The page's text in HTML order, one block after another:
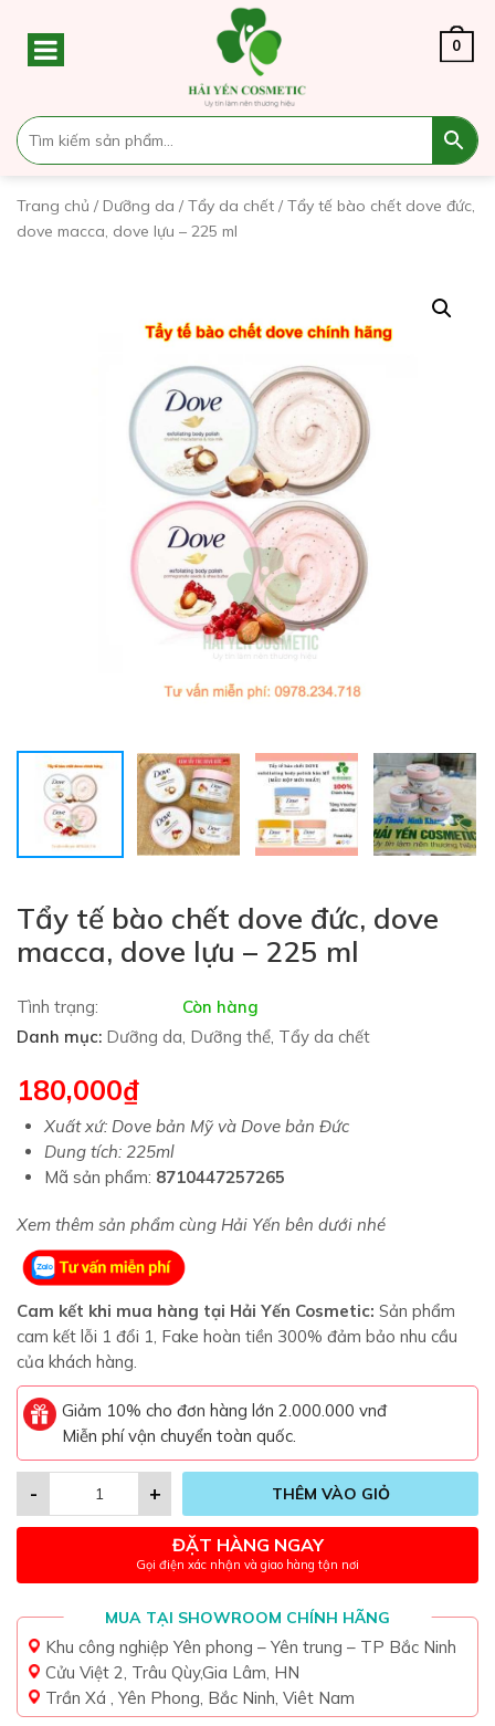
0
Trang chủ / Dưỡng da / Tẩy da chết / Tẩy tế bào chết dove đức,
dove macca, dove lựu – 225 ml
Tẩy tế bào chết dove đức, dove
macca, dove lựu – 225 ml
Tình trạng:
Còn hàng
Danh mục: Dưỡng da, Dưỡng thể, Tẩy da chết
180,000₫
Xuất xứ: Dove bản Mỹ và Dove bản Đức
Dung tích: 225ml
Mã sản phẩm: 8710447257265
Xem thêm sản phẩm cùng Hải Yến bên dưới nhé
Cam kết khi mua hàng tại Hải Yến Cosmetic: Sản phẩm
cam kết lỗi 1 đổi 1, Fake hoàn tiền 300% đảm bảo nhu cầu
của khách hàng.
Giảm 10% cho đơn hàng lớn 2.000.000 vnđ
Miễn phí vận chuyển toàn quốc.
+
- THÊM VÀO GIỎ
ĐẶT HÀNG NGAY
Gọi điện xác nhận và giao hàng tận nơi
MUA TẠI SHOWROOM CHÍNH HÃNG
Khu công nghiệp Yên phong – Yên trung – TP Bắc Ninh
Cửu Việt 2, Trâu Qùy,Gia Lâm, HN
Trần Xá , Yên Phong, Bắc Ninh, Viêt Nam